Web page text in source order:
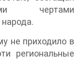
чертами
не приходило в
региональные